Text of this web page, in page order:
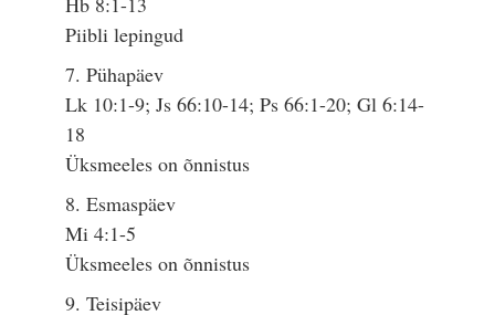
Piibli lepingud
7. Pühapäev
Lk 10:1-9; Js 66:10-14; Ps 66:1-20; Gl 6:14-
18
Üksmeeles on õnnistus
8. Esmaspäev
Mi 4:1-5
Üksmeeles on õnnistus
9. Teisipäev